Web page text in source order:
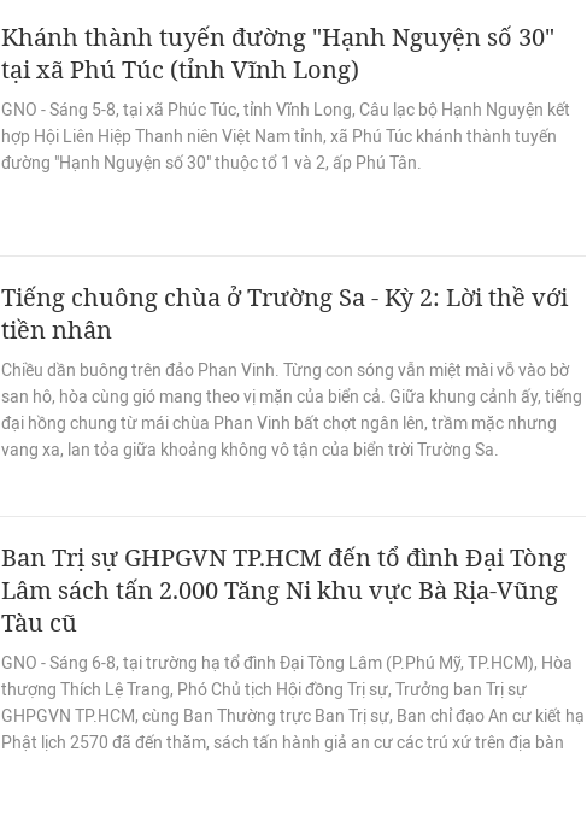
Khánh thành tuyến đường "Hạnh Nguyện số 30"
tại xã Phú Túc (tỉnh Vĩnh Long)
GNO - Sáng 5-8, tại xã Phúc Túc, tỉnh Vĩnh Long, Câu lạc bộ Hạnh Nguyện kết
hợp Hội Liên Hiệp Thanh niên Việt Nam tỉnh, xã Phú Túc khánh thành tuyến
đường "Hạnh Nguyện số 30" thuộc tổ 1 và 2, ấp Phú Tân.
Tiếng chuông chùa ở Trường Sa - Kỳ 2: Lời thề với
tiền nhân
Chiều dần buông trên đảo Phan Vinh. Từng con sóng vẫn miệt mài vỗ vào bờ
san hô, hòa cùng gió mang theo vị mặn của biển cả. Giữa khung cảnh ấy, tiếng
đại hồng chung từ mái chùa Phan Vinh bất chợt ngân lên, trầm mặc nhưng
vang xa, lan tỏa giữa khoảng không vô tận của biển trời Trường Sa.
Ban Trị sự GHPGVN TP.HCM đến tổ đình Đại Tòng
Lâm sách tấn 2.000 Tăng Ni khu vực Bà Rịa-Vũng
Tàu cũ
GNO - Sáng 6-8, tại trường hạ tổ đình Đại Tòng Lâm (P.Phú Mỹ, TP.HCM), Hòa
thượng Thích Lệ Trang, Phó Chủ tịch Hội đồng Trị sự, Trưởng ban Trị sự
GHPGVN TP.HCM, cùng Ban Thường trực Ban Trị sự, Ban chỉ đạo An cư kiết hạ
Phật lịch 2570 đã đến thăm, sách tấn hành giả an cư các trú xứ trên địa bàn